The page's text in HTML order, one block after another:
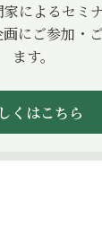
によるセミ
にご参加・
ます。
くはこちら